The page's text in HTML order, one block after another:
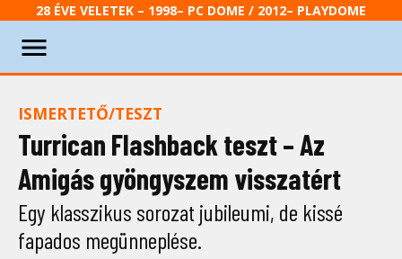
28 ÉVE VELETEK – 1998– PC DOME / 2012– PLAYDOME
ISMERTETŐ/TESZT
Turrican Flashback teszt – Az
Amigás gyöngyszem visszatért
Egy klasszikus sorozat jubileumi, de kissé
fapados megünneplése.